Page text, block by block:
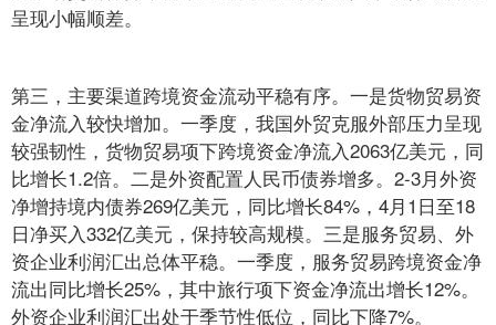
呈现小幅顺差。
第三，主要渠道跨境资金流动平稳有序。一是货物贸易资
金净流入较快增加。一季度，我国外贸克服外部压力呈现
较强韧性，货物贸易项下跨境资金净流入2063亿美元，同
比增长1.2倍。二是外资配置人民币债券增多。2-3月外资
净增持境内债券269亿美元，同比增长84%，4月1日至18
日净买入332亿美元，保持较高规模。三是服务贸易、外
资企业利润汇出总体平稳。一季度，服务贸易跨境资金净
流出同比增长25%，其中旅行项下资金净流出增长12%。
外资企业利润汇出处于季节性低位，同比下降7%。